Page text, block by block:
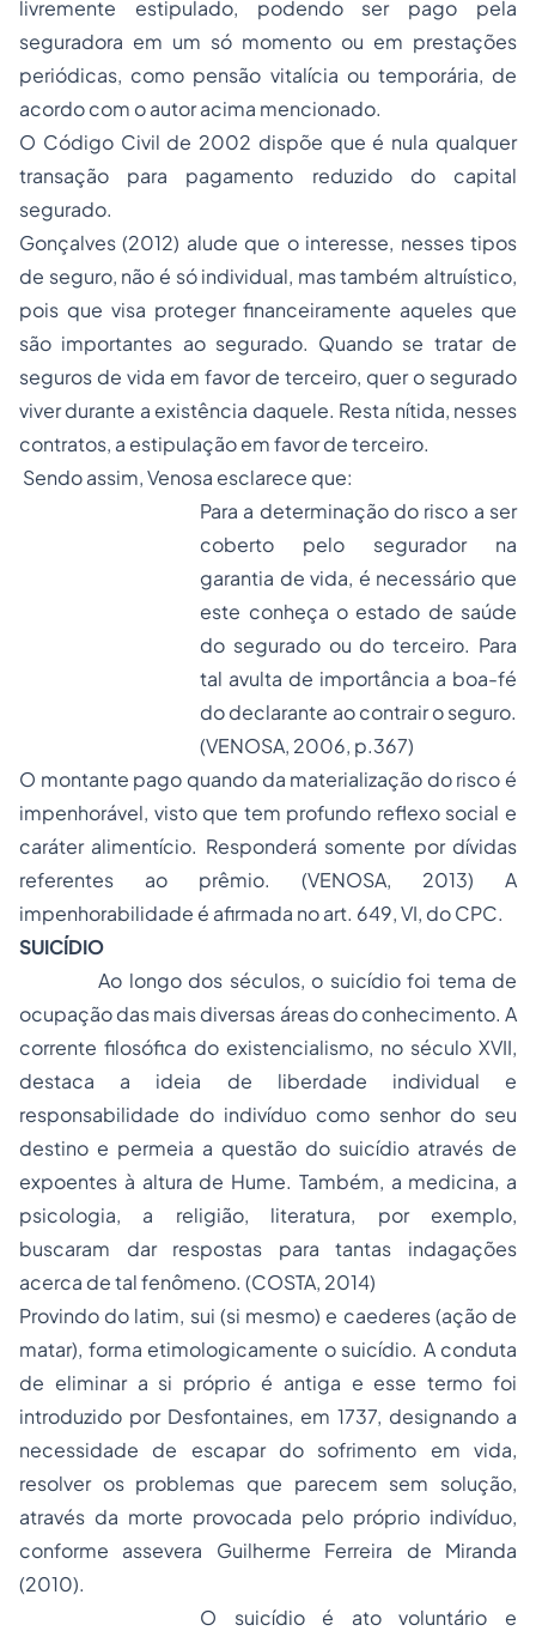
livremente estipulado, podendo ser pago pela
seguradora em um só momento ou em prestações
periódicas, como pensão vitalícia ou temporária, de
acordo com o autor acima mencionado.
O Código Civil de 2002 dispõe que é nula qualquer
transação para pagamento reduzido do capital
segurado.
Gonçalves (2012) alude que o interesse, nesses tipos
de seguro, não é só individual, mas também altruístico,
pois que visa proteger financeiramente aqueles que
são importantes ao segurado. Quando se tratar de
seguros de vida em favor de terceiro, quer o segurado
viver durante a existência daquele. Resta nítida, nesses
contratos, a estipulação em favor de terceiro.
Sendo assim, Venosa esclarece que:
Para a determinação do risco a ser
coberto pelo segurador na
garantia de vida, é necessário que
este conheça o estado de saúde
do segurado ou do terceiro. Para
tal avulta de importância a boa-fé
do declarante ao contrair o seguro.
(VENOSA, 2006, p.367)
O montante pago quando da materialização do risco é
impenhorável, visto que tem profundo reflexo social e
caráter alimentício. Responderá somente por dívidas
referentes ao prêmio. (VENOSA, 2013) A
impenhorabilidade é afirmada no art. 649, VI, do CPC.
SUICÍDIO
Ao longo dos séculos, o suicídio foi tema de
ocupação das mais diversas áreas do conhecimento. A
corrente filosófica do existencialismo, no século XVII,
destaca a ideia de liberdade individual e
responsabilidade do indivíduo como senhor do seu
destino e permeia a questão do suicídio através de
expoentes à altura de Hume. Também, a medicina, a
psicologia, a religião, literatura, por exemplo,
buscaram dar respostas para tantas indagações
acerca de tal fenômeno. (COSTA, 2014)
Provindo do latim, sui (si mesmo) e caederes(ação de
matar), forma etimologicamente o suicídio. A conduta
de eliminar a si próprio é antiga e esse termo foi
introduzido por Desfontaines, em 1737, designando a
necessidade de escapar do sofrimento em vida,
resolver os problemas que parecem sem solução,
através da morte provocada pelo próprio indivíduo,
conforme assevera Guilherme Ferreira de Miranda
(2010).
O suicídio é ato voluntário e